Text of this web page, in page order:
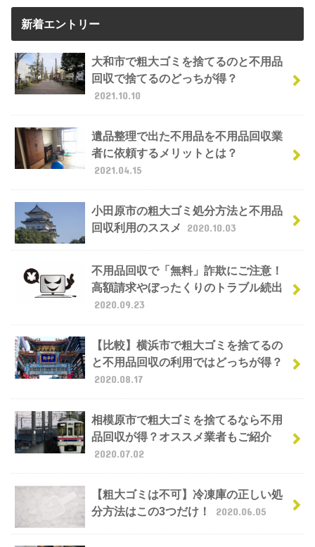
新着エントリー
大和市で粗大ゴミを捨てるのと不用品
回収で捨てるのどっちが得？
2021.10.10
遺品整理で出た不用品を不用品回収業
者に依頼するメリットとは？
2021.04.15
小田原市の粗大ゴミ処分方法と不用品
回収利用のススメ
2020.10.03
不用品回収で「無料」詐欺にご注意！
高額請求やぼったくりのトラブル続出
2020.09.23
【比較】横浜市で粗大ゴミを捨てるの
と不用品回収の利用ではどっちが得？
2020.08.17
相模原市で粗大ゴミを捨てるなら不用
品回収が得？オススメ業者もご紹介
2020.07.02
【粗大ゴミは不可】冷凍庫の正しい処
分方法はこの3つだけ！
2020.06.05